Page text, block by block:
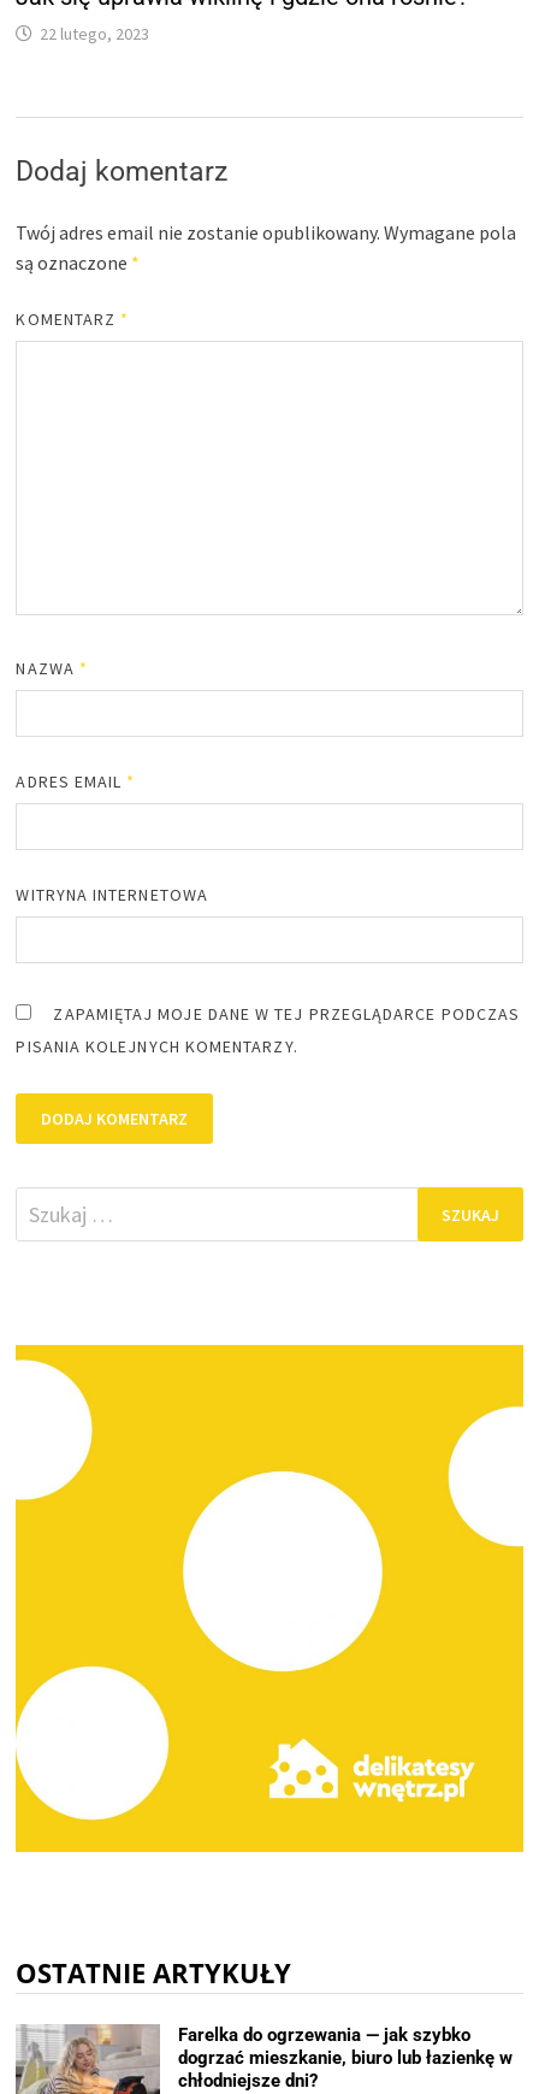
22 lutego, 2023
Dodaj komentarz
Twój adres email nie zostanie opublikowany. Wymagane pola
są oznaczone *
KOMENTARZ *
NAZWA *
ADRES EMAIL *
WITRYNA INTERNETOWA
ZAPAMIĘTAJ MOJE DANE W TEJ PRZEGLĄDARCE PODCZAS
PISANIA KOLEJNYCH KOMENTARZY.
Szukaj:
OSTATNIE ARTYKUŁY
Farelka do ogrzewania — jak szybko
dogrzać mieszkanie, biuro lub łazienkę w
chłodniejsze dni?